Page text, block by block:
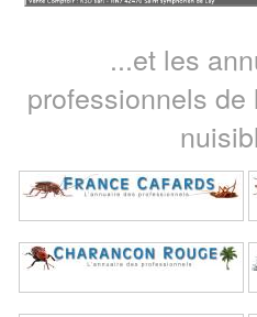
...et les
professionnels